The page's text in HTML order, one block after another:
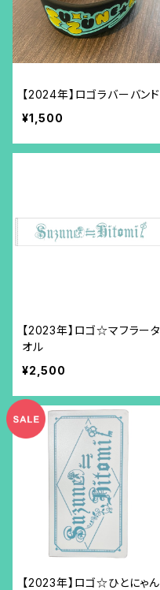
【2024年】ロゴラバーバンド
¥1,500
【2023年】ロゴ☆マフラータ
オル
¥2,500
【2023年】ロゴ☆ひとにゃん